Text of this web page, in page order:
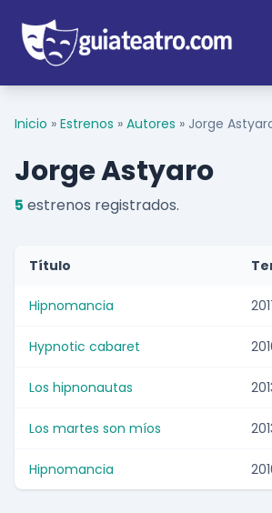
Inicio » Estrenos » Autores » Jorge
Jorge Astyaro
5 estrenos registrados.
Título
Hipnomancia
Hypnotic cabaret
Los hipnonautas
Los martes son míos
Hipnomancia